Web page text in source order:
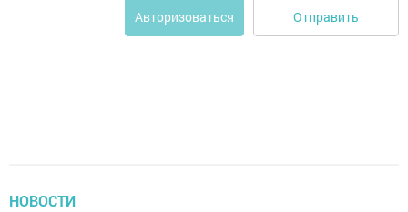
Авторизоваться Отправить
НОВОСТИ